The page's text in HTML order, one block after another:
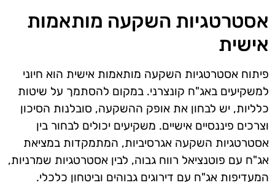
אסטרטגיות השקעה מותאמות
אישית
פיתוח אסטרטגיות השקעה מותאמות אישית הוא חיוני
למשקיעים באג"ח קונצרני. במקום להסתמך על שיטות
כלליות, יש לבחון את אופק ההשקעה, סובלנות הסיכון
וצרכים פיננסיים אישיים. משקיעים יכולים לבחור בין
אסטרטגיות השקעה אגרסיביות, המתמקדות במציאת
אג"ח עם פוטנציאל רווח גבוה, לבין אסטרטגיות שמרניות,
המעדיפות אג"ח עם דירוגים גבוהים וביטחון כלכלי.